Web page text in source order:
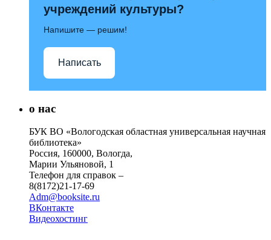
учреждений культуры?
Напишите — решим!
Написать
о нас
БУК ВО «Вологодская областная универсальная научная
библиотека»
Россия, 160000, Вологда,
Марии Ульяновой, 1
Телефон для справок –
8(8172)21-17-69
Adm@booksite.ru
ВКонтакте
Видеохостинг